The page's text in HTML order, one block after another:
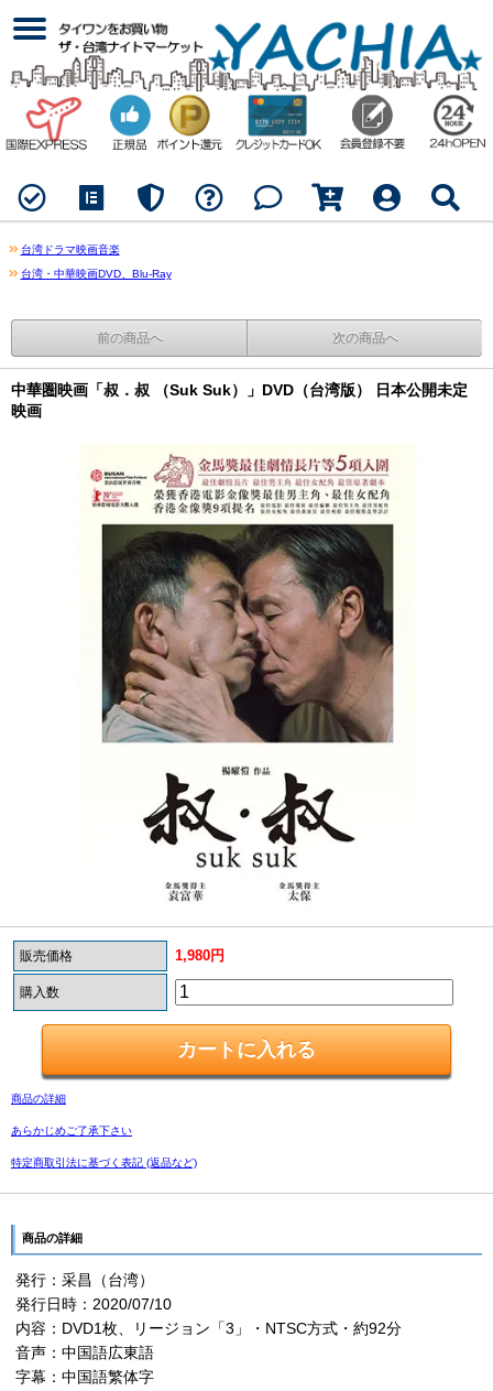
台湾ドラマ映画音楽
台湾・中華映画DVD、Blu-Ray
前の商品へ 次の商品へ
中華圏映画「叔．叔 （Suk Suk）」DVD（台湾版） 日本公開未定
映画
販売価格 1,980円
購入数
商品の詳細
あらかじめご了承下さい
特定商取引法に基づく表記 (返品など)
商品の詳細
発行：采昌（台湾）
発行日時：2020/07/10
内容：DVD1枚、リージョン「3」・NTSC方式・約92分
音声：中国語広東語
字幕：中国語繁体字